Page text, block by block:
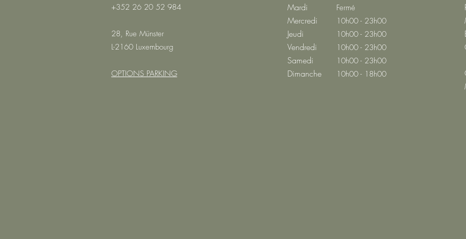
+352 26 20 52 984
28, Rue Münster
L-2160 Luxembourg
OPTIONS PARKING
Mardi
Mercredi
Jeudi
Vendredi
Samedi
Dimanche
Fermé
10h00 - 23h00
10h00 - 23h00
10h00 - 23h00
10h00 - 23h00
10h00 - 18h00